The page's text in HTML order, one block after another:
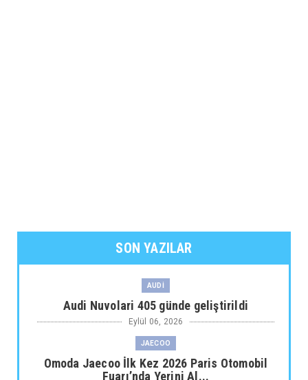
SON YAZILAR
AUDİ
Audi Nuvolari 405 günde geliştirildi
Eylül 06, 2026
JAECOO
Omoda Jaecoo İlk Kez 2026 Paris Otomobil
Fuarı’nda Yerini Al...